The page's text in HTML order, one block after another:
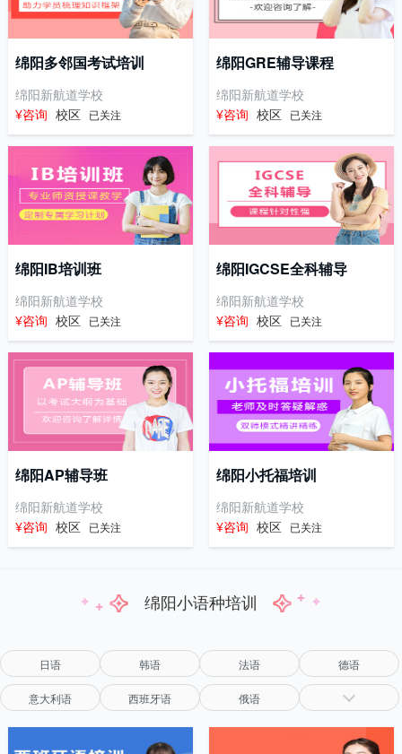
绵阳多邻国考试培训
绵阳新航道学校
¥咨询 校区 已关注
绵阳GRE辅导课程
绵阳新航道学校
¥咨询 校区 已关注
绵阳IB培训班
绵阳新航道学校
¥咨询 校区 已关注
绵阳IGCSE全科辅导
绵阳新航道学校
¥咨询 校区 已关注
绵阳AP辅导班
绵阳新航道学校
¥咨询 校区 已关注
绵阳小托福培训
绵阳新航道学校
¥咨询 校区 已关注
绵阳小语种培训
日语 韩语 法语 德语
意大利语 西班牙语 俄语